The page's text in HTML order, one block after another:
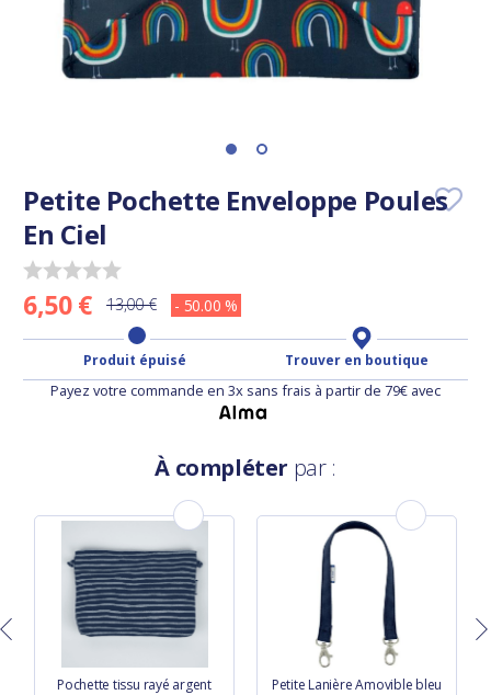
Petite Pochette Enveloppe Poules
En Ciel
6,50 € 13,00 € - 50.00 %
Produit épuisé Trouver en boutique
Payez votre commande en 3x sans frais à partir de 79€ avec
À compléter par :
Pochette tissu rayé argent
Petite Lanière Amovible bleu